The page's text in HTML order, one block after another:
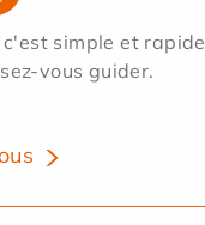
simple et rapide
vous guider.